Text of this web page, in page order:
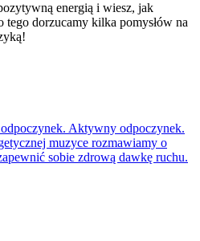
energią i wiesz, jak
dorzucamy kilka pomysłów na
Aktywny odpoczynek.
muzyce rozmawiamy o
sobie zdrową dawkę ruchu.